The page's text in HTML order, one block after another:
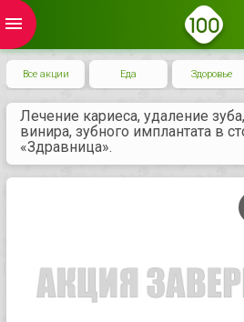
menu
Все акции Еда Здоровье
Лечение кариеса, удаление
винира, зубного имплантата в
«Здравница».